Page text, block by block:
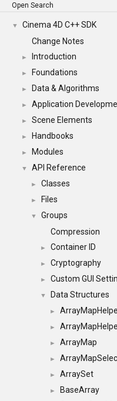
Open Search
▼
Cinema 4D C++ SDK
Change Notes
► Introduction
► Foundations
► Data & Algorithms
► Application
► Scene Elements
► Handbooks
► Modules
▼ API Reference
► Classes
► Files
▼
Groups
Compression
► Container ID
► Cryptography
► Custom GUI
▼ Data Structures
►
►
► ArrayMap
►
► ArraySet
►
BaseArray